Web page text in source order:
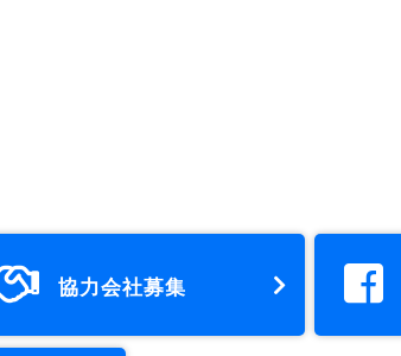
協力会社募集